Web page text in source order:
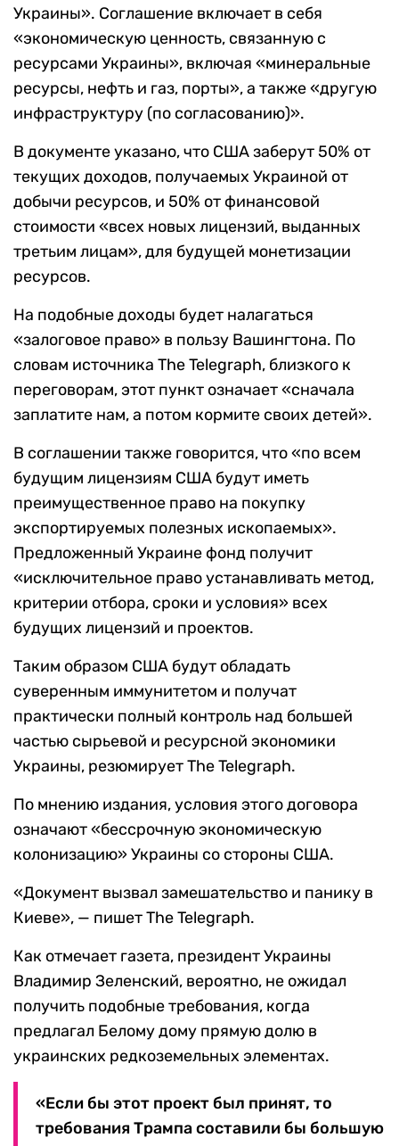
Украины». Соглашение включает в себя
«экономическую ценность, связанную с
ресурсами Украины», включая «минеральные
ресурсы, нефть и газ, порты», а также «другую
инфраструктуру (по согласованию)».
В документе указано, что США заберут 50% от
текущих доходов, получаемых Украиной от
добычи ресурсов, и 50% от финансовой
стоимости «всех новых лицензий, выданных
третьим лицам», для будущей монетизации
ресурсов.
На подобные доходы будет налагаться
«залоговое право» в пользу Вашингтона. По
словам источника The Telegraph, близкого к
переговорам, этот пункт означает «сначала
заплатите нам, а потом кормите своих детей».
В соглашении также говорится, что «по всем
будущим лицензиям США будут иметь
преимущественное право на покупку
экспортируемых полезных ископаемых».
Предложенный Украине фонд получит
«исключительное право устанавливать метод,
критерии отбора, сроки и условия» всех
будущих лицензий и проектов.
Таким образом США будут обладать
суверенным иммунитетом и получат
практически полный контроль над большей
частью сырьевой и ресурсной экономики
Украины, резюмирует The Telegraph.
По мнению издания, условия этого договора
означают «бессрочную экономическую
колонизацию» Украины со стороны США.
«Документ вызвал замешательство и панику в
Киеве», — пишет The Telegraph.
Как отмечает газета, президент Украины
Владимир Зеленский, вероятно, не ожидал
получить подобные требования, когда
предлагал Белому дому прямую долю в
украинских редкоземельных элементах.
«Если бы этот проект был принят, то
требования Трампа составили бы большую